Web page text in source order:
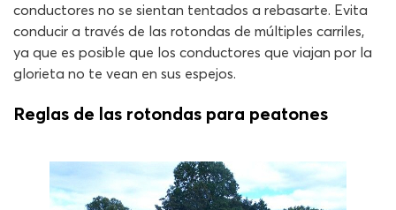
conductores no se sientan tentados a rebasarte. Evita
conducir a través de las rotondas de múltiples carriles,
ya que es posible que los conductores que viajan por la
glorieta no te vean en sus espejos.
Reglas de las rotondas para peatones